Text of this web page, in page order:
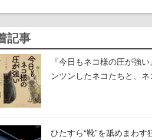
記事
『今日もネコ様の圧が強
ンツンしたネコたちと、
ひたすら“靴”を舐めまわ